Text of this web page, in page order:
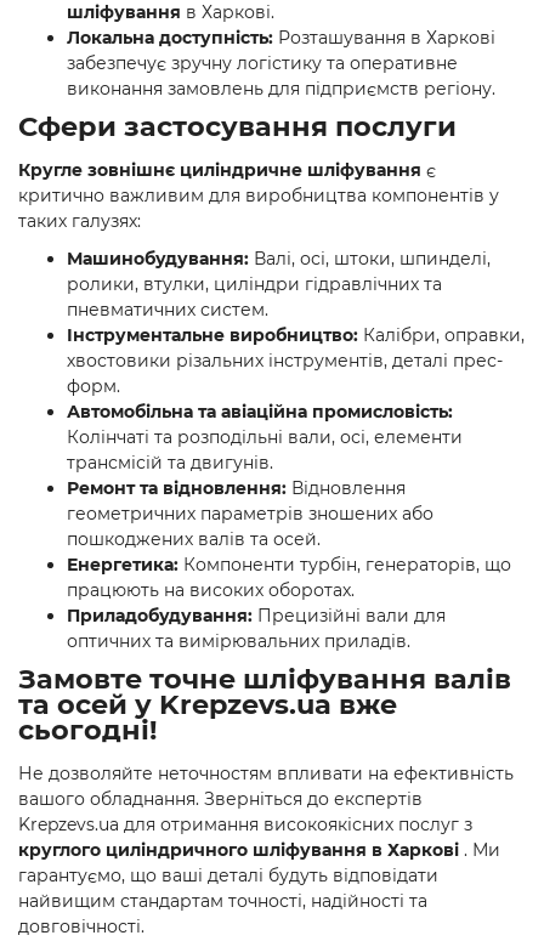
шліфування в Харкові.
Локальна доступність: Розташування в Харкові
забезпечує зручну логістику та оперативне
виконання замовлень для підприємств регіону.
Сфери застосування послуги
Кругле зовнішнє циліндричне шліфування є
критично важливим для виробництва компонентів у
таких галузях:
Машинобудування: Валі, осі, штоки, шпинделі,
ролики, втулки, циліндри гідравлічних та
пневматичних систем.
Інструментальне виробництво: Калібри, оправки,
хвостовики різальних інструментів, деталі прес-
форм.
Автомобільна та авіаційна промисловість:
Колінчаті та розподільні вали, осі, елементи
трансмісій та двигунів.
Ремонт та відновлення: Відновлення
геометричних параметрів зношених або
пошкоджених валів та осей.
Енергетика: Компоненти турбін, генераторів, що
працюють на високих оборотах.
Приладобудування: Прецизійні вали для
оптичних та вимірювальних приладів.
Замовте точне шліфування валів
та осей у Krepzevs.ua вже
сьогодні!
Не дозволяйте неточностям впливати на ефективність
вашого обладнання. Зверніться до експертів
Krepzevs.ua для отримання високоякісних послуг з
круглого циліндричного шліфування в Харкові . Ми
гарантуємо, що ваші деталі будуть відповідати
найвищим стандартам точності, надійності та
довговічності.